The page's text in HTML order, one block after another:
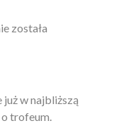
została
w najbliższą
trofeum.